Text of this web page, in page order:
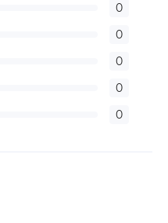
0
0
0
0
0